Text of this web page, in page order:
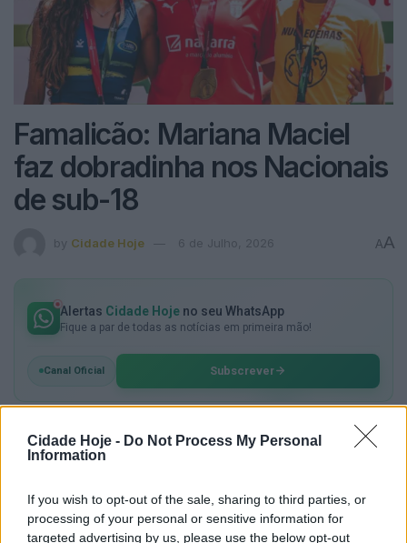
Cidade Hoje - Do Not Process My Personal
Information
If you wish to opt-out of the sale, sharing to third parties, or
processing of your personal or sensitive information for
targeted advertising by us, please use the below opt-out
Famalicão: Mariana Maciel
faz dobradinha nos Nacionais
de sub-18
by Cidade Hoje 6 de Julho, 2026 AA
Alertas Cidade Hoje no seu WhatsApp
Fique a par de todas as notícias em primeira mão!
Canal Oficial Subscrever